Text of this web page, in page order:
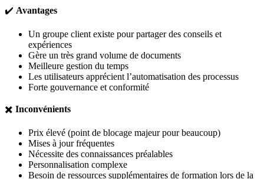
✔️ Avantages
Un groupe client existe pour partager des conseils et
expériences
Gère un très grand volume de documents
Meilleure gestion du temps
Les utilisateurs apprécient l’automatisation des processus
Forte gouvernance et conformité
✖️ Inconvénients
Prix élevé (point de blocage majeur pour beaucoup)
Mises à jour fréquentes
Nécessite des connaissances préalables
Personnalisation complexe
Besoin de ressources supplémentaires de formation lors de la